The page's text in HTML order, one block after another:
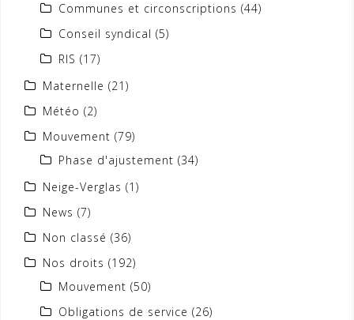
Communes et circonscriptions (44)
Conseil syndical (5)
RIS (17)
Maternelle (21)
Météo (2)
Mouvement (79)
Phase d'ajustement (34)
Neige-Verglas (1)
News (7)
Non classé (36)
Nos droits (192)
Mouvement (50)
Obligations de service (26)